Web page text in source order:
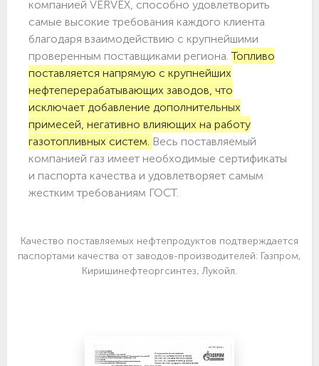
компанией VERVEX, способно удовлетворить
самые высокие требования каждого клиента
благодаря взаимодействию с крупнейшими
проверенным поставщиками региона.Топливо
поставляется напрямую с крупнейших
нефтеперерабатывающих заводов, что
исключает добавление дополнительных
примесей, негативно влияющих на работу
газотопливных систем. Весь поставляемый
компанией газ имеет необходимые сертификаты
и паспорта качества и удовлетворяет самым
жестким требованиям ГОСТ.
Качество поставляемых нефтепродуктов подтверждается
паспортами качества от заводов-производителей: Газпром,
Киришинефтеоргсинтез, Лукойл.